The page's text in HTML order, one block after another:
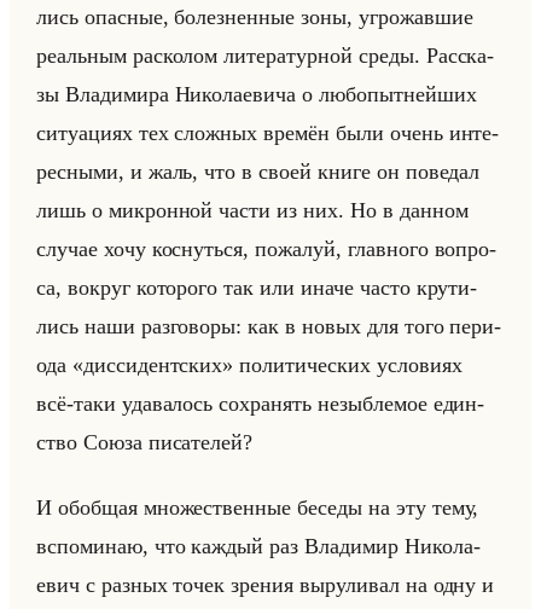
лись опас­ные, бо­лез­нен­ные зоны, угро­жав­шие
ре­альным рас­ко­лом ли­те­ра­тур­ной среды. Рас­ска­
зы Вла­ди­ми­ра Ни­ко­ла­еви­ча о лю­бо­пыт­нейших
си­ту­аци­ях тех слож­ных вре­мён были очень ин­те­
рес­ны­ми, и жаль, что в своей книге он по­ве­дал
лишь о мик­рон­ной части из них. Но в дан­ном
слу­чае хочу кос­нуться, по­жа­луй, глав­но­го во­про­
са, во­круг ко­то­ро­го так или иначе часто кру­ти­
лись наши раз­го­во­ры: как в новых для того пе­ри­
ода «диссидентских» по­ли­ти­че­ских усло­ви­ях
всё-таки уда­ва­лось со­хра­нять незыб­ле­мое един­
ство Союза пи­са­те­лей?
И обоб­щая мно­же­ствен­ные бе­се­ды на эту тему,
вспо­ми­наю, что каж­дый раз Вла­ди­мир Ни­ко­ла­
евич с раз­ных точек зре­ния вы­ру­ли­вал на одну и